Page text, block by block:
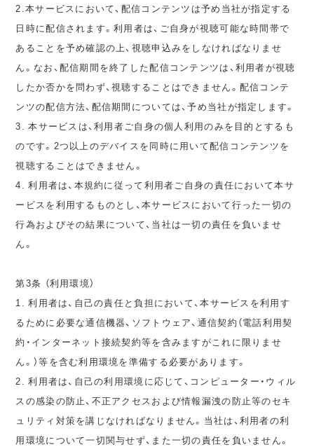
2.本サービスにおいて、配信コンテンツは予め当社が指定する
日時に配信されます。利用者は、ご自身が視聴可能な時間帯で
あることを予め確認の上、視聴申込みをしなければなりませ
ん。なお、配信期間を終了した配信コンテンツは、利用者が視聴
したか否かを問わず、視聴することはできません。配信コンテ
ンツの配信方法、配信期間については、予め当社が指定します。
3. 本サービスは、利用者ご自身の個人利用のみを目的とするも
のです。2つ以上のデバイスを同時に用いて配信コンテンツを
視聴することはできません。
4. 利用者は、本規約に従って利用者ご自身の責任において本サ
ービスを利用するものとし、本サービスにおいて行った一切の
行為およびその結果について、当社は一切の責任を負いませ
ん。
第3条 （利用環境）
1. 利用者は、自己の責任と負担において、本サービスを利用す
るために必要な通信機器、ソフトウェア、通信契約（電話利用契
約・インターネット接続契約等を含みますがこれに限りませ
ん。）等を含む利用環境を準備する必要があります。
2. 利用者は、自己の利用環境に応じて、コンピューター・ウィル
スの感染の防止、不正アクセスおよび情報漏洩の防止等のセキ
ュリティ対策を講じなければなりません。当社は、利用者の利
用環境について一切関与せず、また一切の責任を負いません。